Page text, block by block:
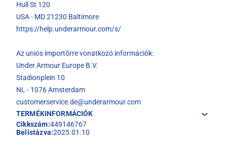
Hull St 120
USA - MD 21230 Baltimore
https://help.underarmour.com/s/
Az uniós importőrre vonatkozó információk:
Under Armour Europe B.V.
Stadionplein 10
NL - 1076 Amsterdam
customerservice.de@underarmour.com
TERMÉKINFORMÁCIÓK
Cikkszám:449146767
Belistázva:2025.01.10